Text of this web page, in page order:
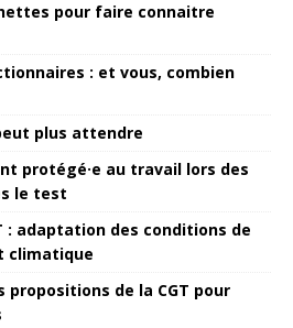
pour faire connaitre
: et vous, combien
plus attendre
protégé·e au travail lors des
le test
: adaptation des conditions de
climatique
propositions de la CGT pour